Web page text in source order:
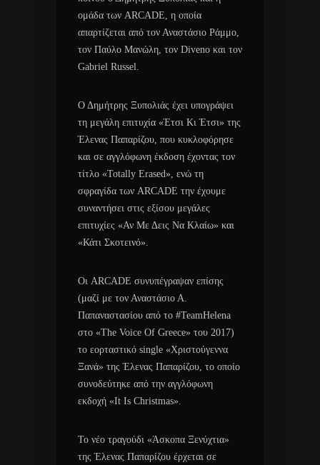
ομάδα των ARCADE, η οποία
απαρτίζεται από τον Αναστάσιο Ράμμο,
τον Παύλο Μανώλη, τον Diveno και τον
Gabriel Russel.
Ο Δημήτρης Ξυπολιάς έχει υπογράψει
τη μεγάλη επιτυχία «Έτσι Κι Έτσι» της
Έλενας Παπαρίζου, που κυκλοφόρησε
και σε αγγλόφωνη έκδοση έχοντας τον
τίτλο «Totally Erased», ενώ τη
σφραγίδα των ARCADE την έχουμε
συναντήσει στις εξίσου μεγάλες
επιτυχίες «Αν Με Δεις Να Κλαίω» και
«Κάτι Σκοτεινό».
Οι ARCADE συνυπέγραψαν επίσης
(μαζί με τον Αναστάσιο Α.
Παπαναστασίου από το #TeamHelena
στο «The Voice Of Greece» του 2017)
το εορταστικό single «Χριστούγεννα
Ξανά» της Έλενας Παπαρίζου, το οποίο
συνοδεύτηκε από την αγγλόφωνη
εκδοχή «It Is Christmas».
Το νέο τραγούδι «Άσκοπα Ξενύχτια»
της Έλενας Παπαρίζου έρχεται σε